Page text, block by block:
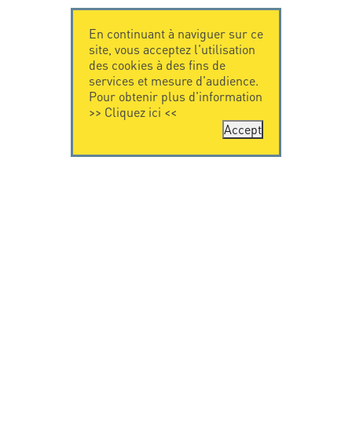
En continuant à naviguer sur ce
site, vous acceptez l'utilisation
des cookies à des fins de
services et mesure d'audience.
Pour obtenir plus d'information
>> Cliquez ici <<
Accept